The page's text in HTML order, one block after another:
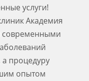
услуги!
Академия
современными
а процедуру
опытом